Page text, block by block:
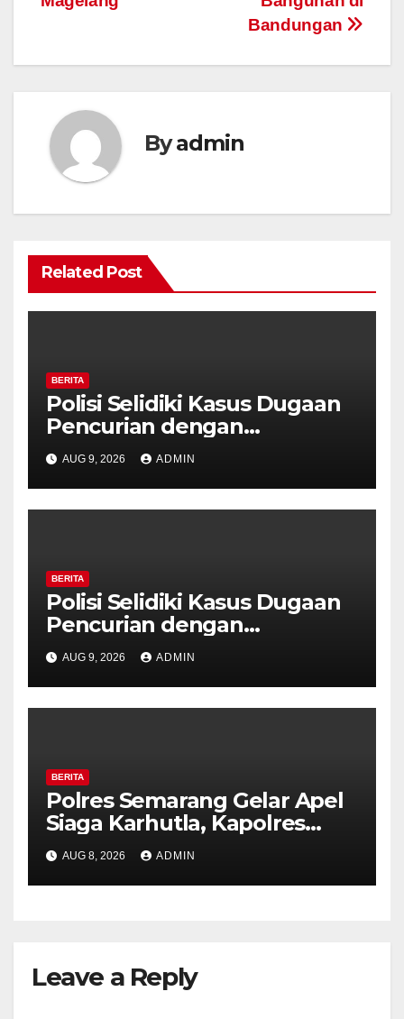
Bandungan
Byadmin
Related Post
BERITA
Polisi Selidiki Kasus Dugaan
Pencurian dengan
Kekerasan di Counter HP
Royal Phone Ambarawa.
AUG 9, 2026 ADMIN
BERITA
Polisi Selidiki Kasus Dugaan
Pencurian dengan
Kekerasan di Counter HP
Royal Phone Ambarawa.
AUG 9, 2026 ADMIN
BERITA
Polres Semarang Gelar Apel
Siaga Karhutla, Kapolres
Tekankan Sinergi dan
Kesiapsiagaan Hadapi Musim
Kemarau.
AUG 8, 2026 ADMIN
Leave a Reply